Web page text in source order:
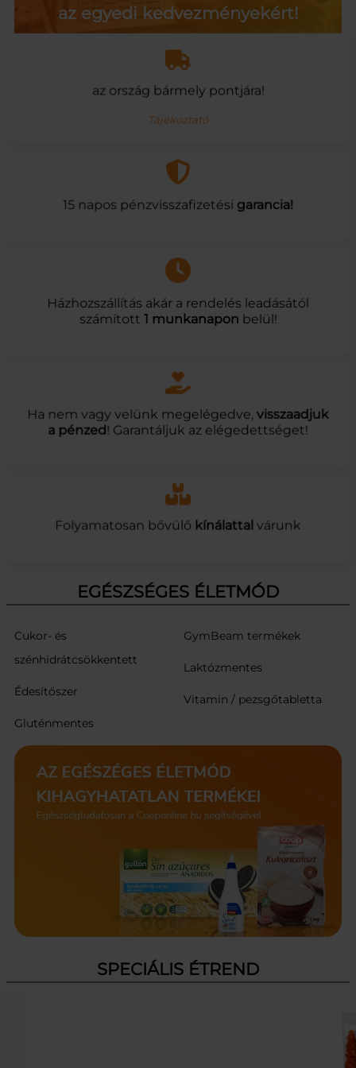
az egyedi kedvezményekért!
az ország bármely pontjára!
Tájékoztató
15 napos pénzvisszafizetési garancia!
Házhozszállítás akár a rendelés leadásától
számított1 munkanaponbelül!
Ha nem vagy velünk megelégedve, visszaadjuk
a pénzed ! Garantáljuk az elégedettséget!
Folyamatosan bővülő kínálattal várunk
EGÉSZSÉGES ÉLETMÓD
Cukor- és
szénhidrátcsökkentett
Édesítőszer
Gluténmentes
GymBeam termékek
Laktózmentes
Vitamin / pezsgőtabletta
SPECIÁLIS ÉTREND